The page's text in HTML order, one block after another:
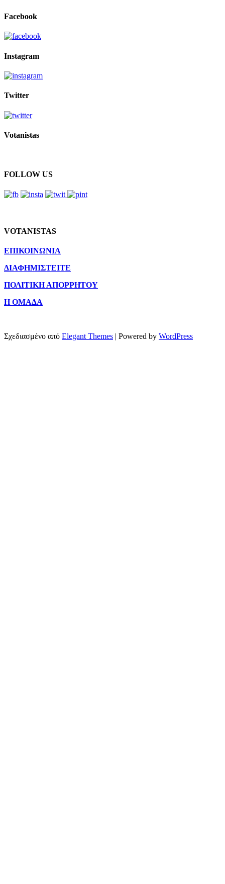
Facebook
Instagram
Twitter
Votanistas
FOLLOW US
VOTANISTAS
ΕΠΙΚΟΙΝΩΝΙΑ
ΔΙΑΦΗΜΙΣΤΕΙΤΕ
ΠΟΛΙΤΙΚΗ ΑΠΟΡΡΗΤΟΥ
Η ΟΜΑΔΑ
Σχεδιασμένο από Elegant Themes | Powered by WordPress